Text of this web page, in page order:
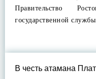
Правительство
государственной
В честь атамана